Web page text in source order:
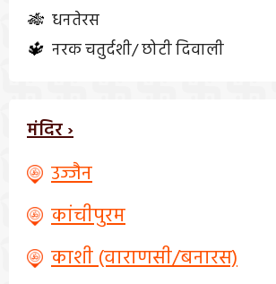
🎋 धनतेरस
🔱 नरक चतुर्दशी/ छोटी दिवाली
मंदिर ›
उज्जैन
कांचीपुरम
काशी (वाराणसी/बनारस)